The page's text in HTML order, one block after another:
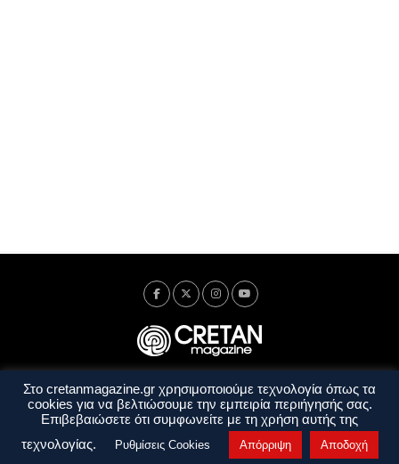
Ταυτότητα Πολιτική Απορρήτου
Όροι Χρήσης
Όροι και Προϋποθέσεις
Στο cretanmagazine.gr χρησιμοποιούμε τεχνολογία όπως τα
cookies για να βελτιώσουμε την εμπειρία περιήγησής σας.
Επιβεβαιώσετε ότι συμφωνείτε με τη χρήση αυτής της
τεχνολογίας.
Ρυθμίσεις Cookies Απόρριψη Αποδοχή